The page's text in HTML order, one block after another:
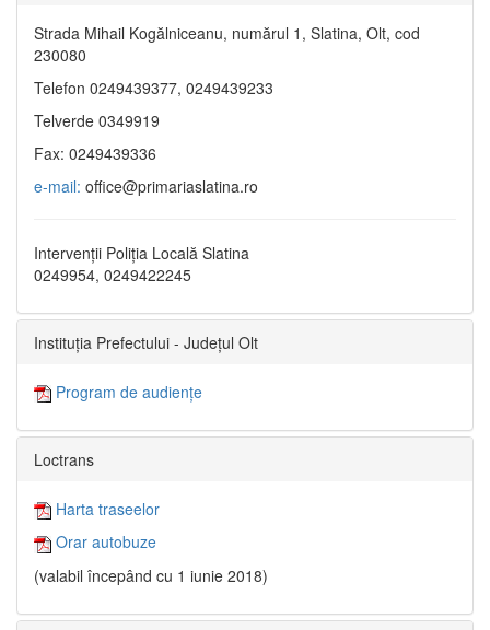
Strada Mihail Kogălniceanu, numărul 1, Slatina, Olt, cod
230080
Telefon 0249439377, 0249439233
Telverde 0349919
Fax: 0249439336
e-mail: office@primariaslatina.ro
Intervenții Poliția Locală Slatina
0249954, 0249422245
Instituția Prefectului - Județul Olt
Program de audiențe
Loctrans
Harta traseelor
Orar autobuze
(valabil începând cu 1 iunie 2018)